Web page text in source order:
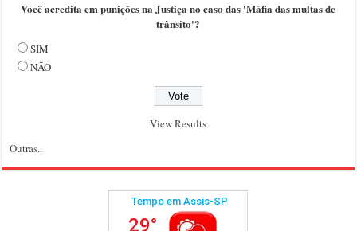
Você acredita em punições na Justiça no caso das 'Máfia das multas de
trânsito'?
SIM
NÃO
View Results
Outras..